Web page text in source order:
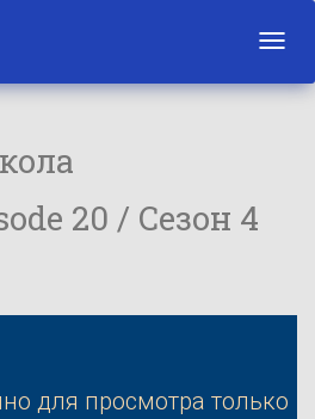
20 / Сезон 4
для просмотра только